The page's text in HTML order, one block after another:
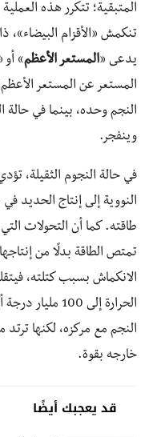
المتبقية؛ تتكرر هذه
تنكمش «الأقزام البيضاء»،
يدعى «المستعر الأعظم
المستعر عن المستعر
النجم وحده، بينما في حالة
وينفجر.
في حالة النجوم الثقيلة،
النووية إلى إنتاج الحديد
طاقته. كما أن التحولات
تمتص الطاقة بدلًا من
الانكماش بسبب كتلته،
الحرارة إلى
النجم مع مركزه، لكنها ترتد
خارجه بقوة.
قد يعجبك أيضًا